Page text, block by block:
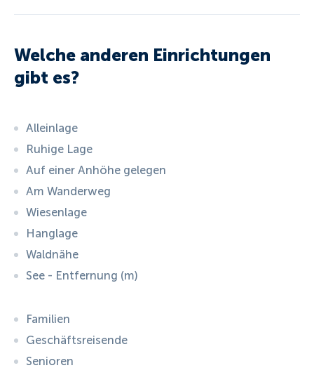
Welche anderen Einrichtungen
gibt es?
Alleinlage
Ruhige Lage
Auf einer Anhöhe gelegen
Am Wanderweg
Wiesenlage
Hanglage
Waldnähe
See - Entfernung (m)
Familien
Geschäftsreisende
Senioren